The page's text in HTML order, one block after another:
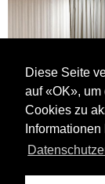
Diese Seite
auf «OK»,
Cookies zu